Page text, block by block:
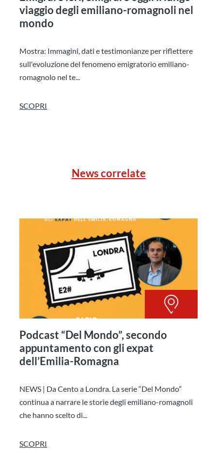
viaggio degli emiliano-romagnoli nel
mondo
Mostra: Immagini, dati e testimonianze per riflettere
sull'evoluzione del fenomeno emigratorio emiliano-
romagnolo nel te...
SCOPRI
News correlate
Podcast “Del Mondo”, secondo
appuntamento con gli expat
dell’Emilia-Romagna
NEWS | Da Cento a Londra. La serie “Del Mondo”
continua a narrare le storie degli emiliano-romagnoli
che hanno scelto di...
SCOPRI